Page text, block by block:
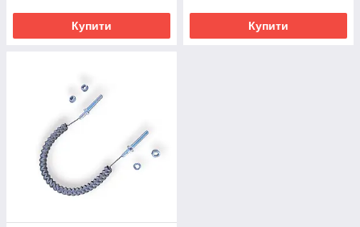
Купити Купити